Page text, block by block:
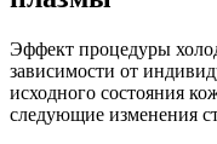
Эффект процедуры
зависимости от
исходного состояния
следующие изменения